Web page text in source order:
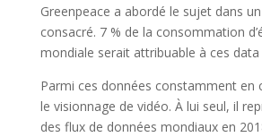
Greenpeace a abordé le sujet dans
consacré. 7 % de la consommation
mondiale serait attribuable à ces
Parmi ces données constamment en
le visionnage de vidéo. À lui seul, il
des flux de données mondiaux en